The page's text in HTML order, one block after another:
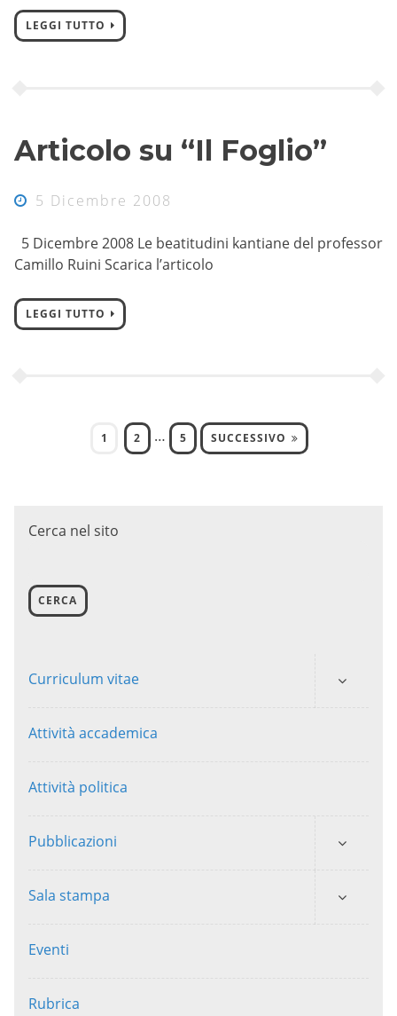
LEGGI TUTTO
Articolo su “Il Foglio”
5 Dicembre 2008
5 Dicembre 2008 Le beatitudini kantiane del professor
Camillo Ruini Scarica l’articolo
LEGGI TUTTO
1 2 … 5 SUCCESSIVO
Cerca nel sito
CERCA
Curriculum vitae
Attività accademica
Attività politica
Pubblicazioni
Sala stampa
Eventi
Rubrica